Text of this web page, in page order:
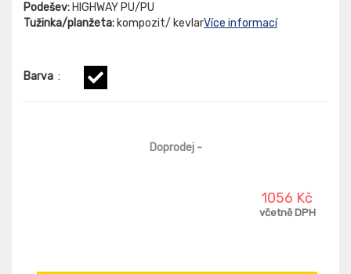
Podešev: HIGHWAY PU/PU
Tužinka/planžeta: kompozit/ kevlarVíce informací
Barva :
Doprodej-
1056 Kč
včetně DPH